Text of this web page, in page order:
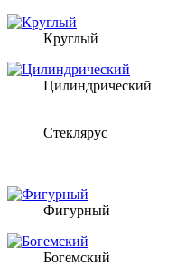
Круглый
Цилиндрический
Стеклярус
Фигурный
Богемский